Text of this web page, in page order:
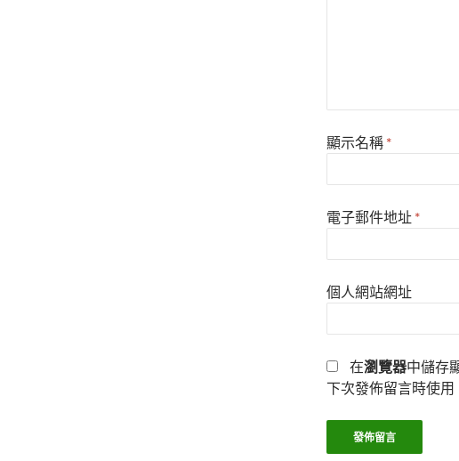
顯示名稱 *
電子郵件地址 *
個人網站網址
在瀏覽器中儲存
下次發佈留言時使用